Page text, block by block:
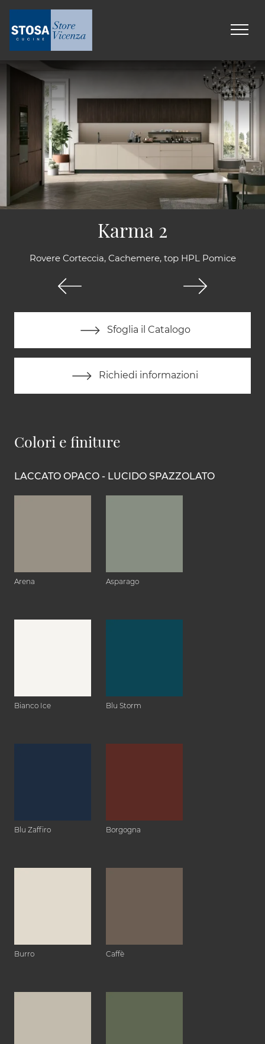
Rovere Corteccia, Cachemere, top HPL Pomice
Sfoglia il Catalogo
Richiedi informazioni
Karma 2
Colori e finiture
LACCATO OPACO - LUCIDO SPAZZOLATO
Arena Asparago
Bianco Ice Blu Storm
Blu Zaffiro Borgogna
Burro Caffè